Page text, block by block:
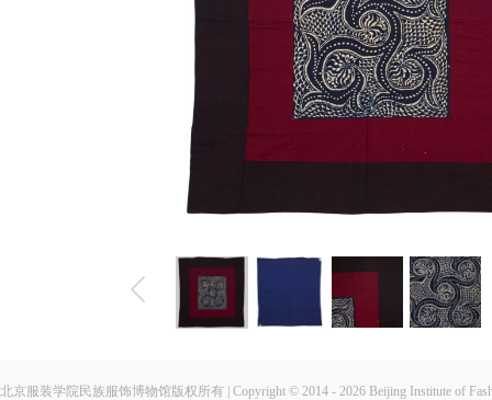
北京服装学院民族服饰博物馆版权所有 | Copyright © 2014 - 2026 Beijing Institute of